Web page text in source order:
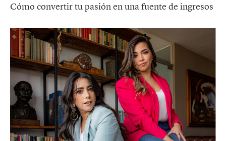
Cómo convertir tu pasión en una fuente de ingresos